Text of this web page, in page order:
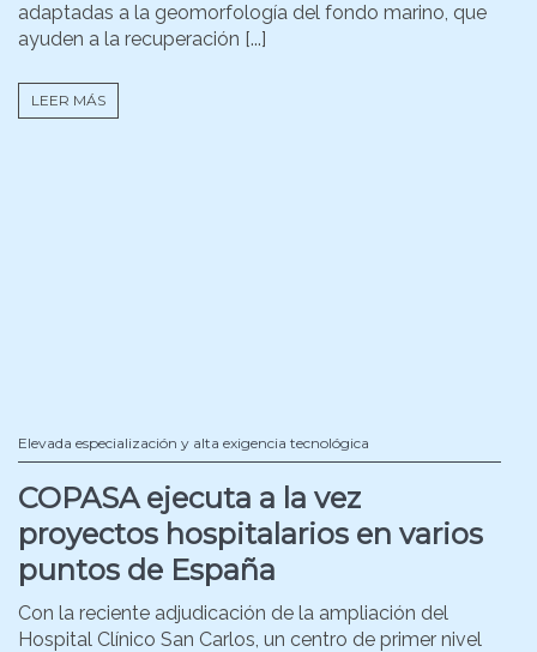
adaptadas a la geomorfología del fondo marino, que
ayuden a la recuperación [...]
LEER MÁS
Elevada especialización y alta exigencia tecnológica
COPASA ejecuta a la vez
proyectos hospitalarios en varios
puntos de España
Con la reciente adjudicación de la ampliación del
Hospital Clínico San Carlos, un centro de primer nivel